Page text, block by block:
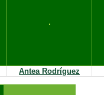
Antea Rodríguez